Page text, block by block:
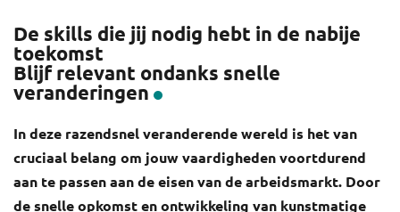
De skills die jij nodig hebt in de nabije
toekomst
Blijf relevant ondanks snelle
veranderingen
In deze razendsnel veranderende wereld is het van
cruciaal belang om jouw vaardigheden voortdurend
aan te passen aan de eisen van de arbeidsmarkt. Door
de snelle opkomst en ontwikkeling van kunstmatige